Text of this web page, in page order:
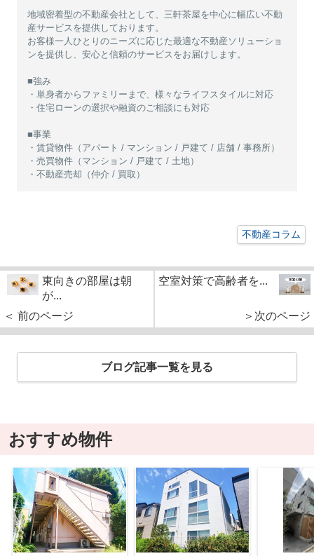
地域密着型の不動産会社として、三軒茶屋を中心に幅広い不動
産サービスを提供しております。
お客様一人ひとりのニーズに応じた最適な不動産ソリューショ
ンを提供し、安心と信頼のサービスをお届けします。
■強み
・単身者からファミリーまで、様々なライフスタイルに対応
・住宅ローンの選択や融資のご相談にも対応
■事業
・賃貸物件（アパート / マンション / 戸建て / 店舗 / 事務所）
・売買物件（マンション / 戸建て / 土地）
・不動産売却（仲介 / 買取）
不動産コラム
東向きの部屋は朝
が...
＜ 前のページ
空室対策で高齢者を...
＞次のページ
ブログ記事一覧を見る
おすすめ物件